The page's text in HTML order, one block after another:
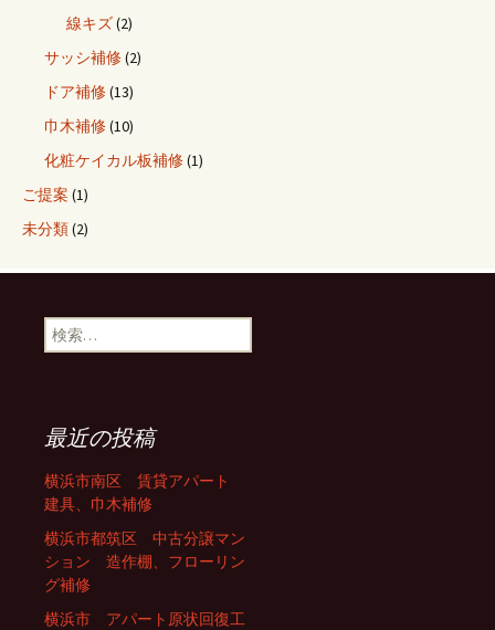
線キズ(2)
サッシ補修(2)
ドア補修(13)
巾木補修(10)
化粧ケイカル板補修(1)
ご提案 (1)
未分類(2)
検索:
最近の投稿
横浜市南区 賃貸アパート
建具、巾木補修
横浜市都筑区 中古分譲マン
ション 造作棚、フローリン
グ補修
横浜市 アパート原状回復工